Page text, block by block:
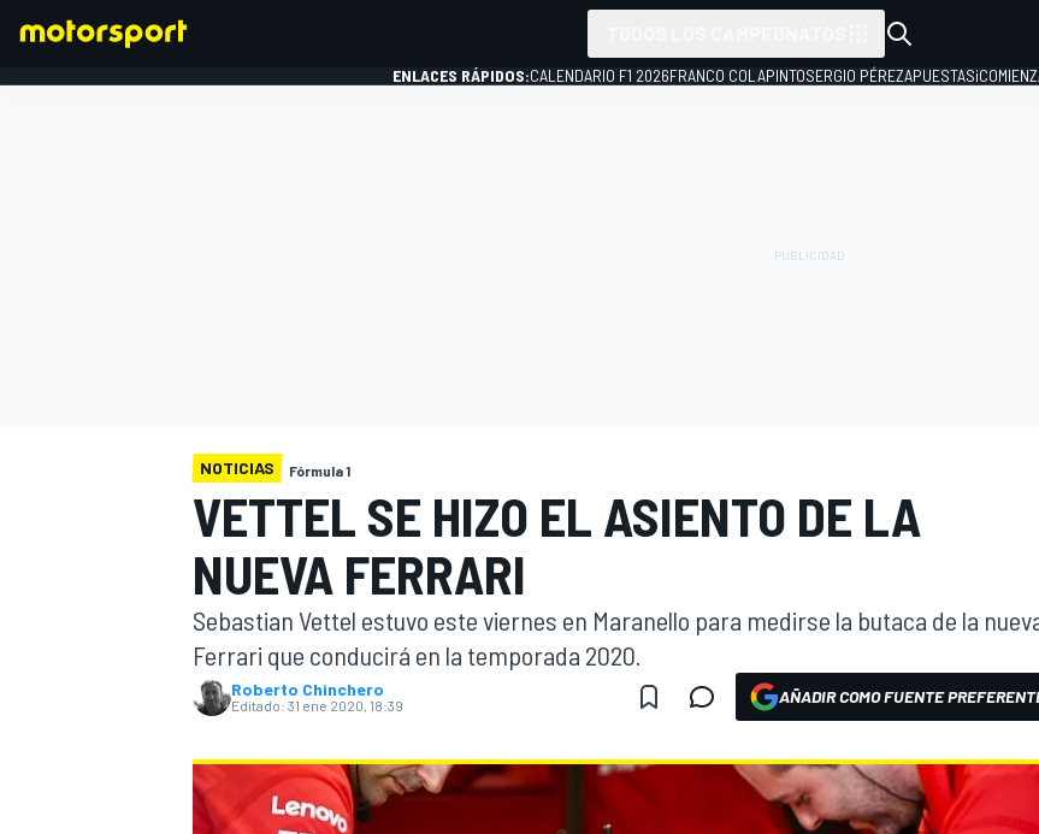
INDYCAR
ENLACES RÁPIDOS:CALENDARIO F1 2026FRANCO COLAPINTOSERGIO PÉREZAPUESTAS
NOTICIAS Fórmula 1
VETTEL SE HIZO EL ASIENTO DE LA
NUEVA FERRARI
Sebastian Vettel estuvo este viernes en Maranello para medirse la butaca de la
Ferrari que conducirá en la temporada 2020.
Roberto Chinchero
Editado: 31 ene 2020, 18:39 AÑADIR COMO FUENTE